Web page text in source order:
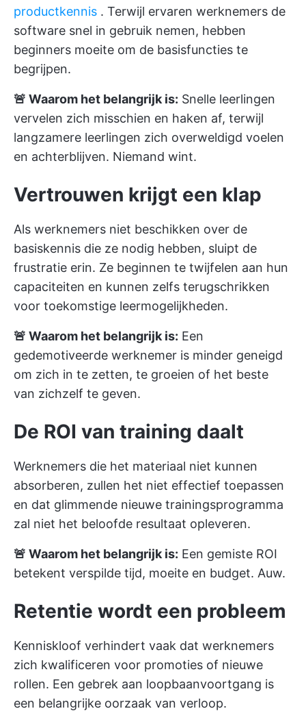
productkennis . Terwijl ervaren werknemers de
software snel in gebruik nemen, hebben
beginners moeite om de basisfuncties te
begrijpen.
🚨 Waarom het belangrijk is: Snelle leerlingen
vervelen zich misschien en haken af, terwijl
langzamere leerlingen zich overweldigd voelen
en achterblijven. Niemand wint.
Vertrouwen krijgt een klap
Als werknemers niet beschikken over de
basiskennis die ze nodig hebben, sluipt de
frustratie erin. Ze beginnen te twijfelen aan hun
capaciteiten en kunnen zelfs terugschrikken
voor toekomstige leermogelijkheden.
🚨 Waarom het belangrijk is: Een
gedemotiveerde werknemer is minder geneigd
om zich in te zetten, te groeien of het beste
van zichzelf te geven.
De ROI van training daalt
Werknemers die het materiaal niet kunnen
absorberen, zullen het niet effectief toepassen
en dat glimmende nieuwe trainingsprogramma
zal niet het beloofde resultaat opleveren.
🚨 Waarom het belangrijk is: Een gemiste ROI
betekent verspilde tijd, moeite en budget. Auw.
Retentie wordt een probleem
Kenniskloof verhindert vaak dat werknemers
zich kwalificeren voor promoties of nieuwe
rollen. Een gebrek aan loopbaanvoortgang is
een belangrijke oorzaak van verloop.